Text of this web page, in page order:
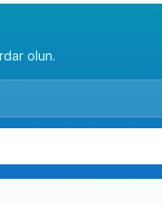
olun.